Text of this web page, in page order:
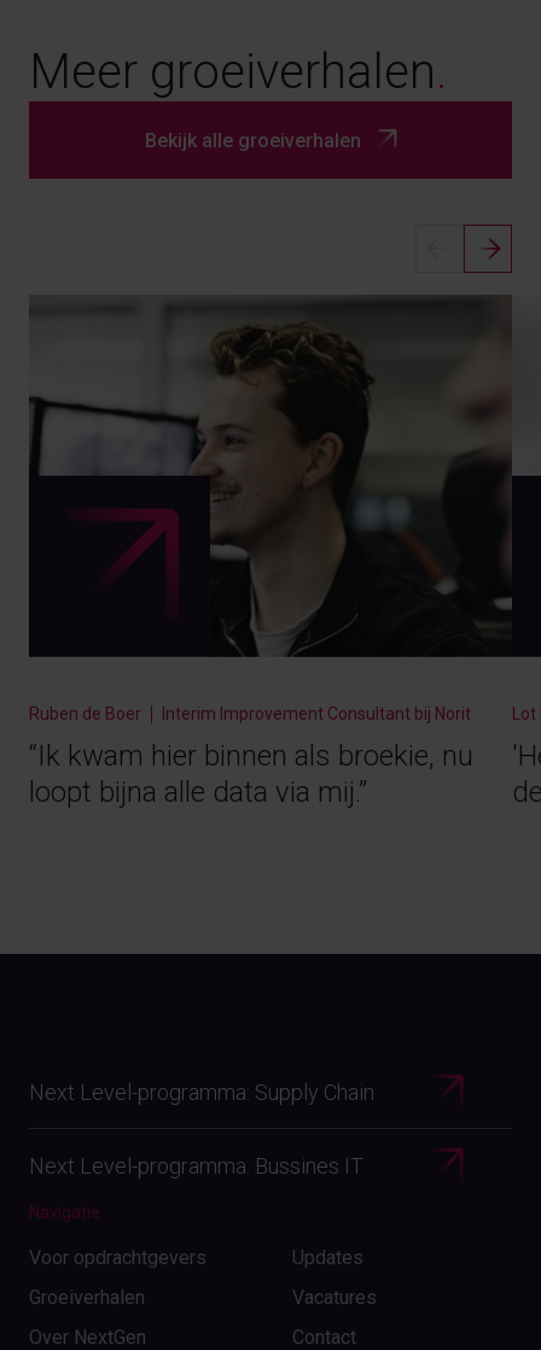
Meer groeiverhalen.
Bekijk alle groeiverhalen
Ruben de Boer Interim Improvement Consultant bij Norit
“Ik kwam hier binnen als broekie, nu
loopt bijna alle data via mij.”
Lot
Next Level-programma: Supply Chain
Next Level-programma: Bussines IT
Navigatie
Voor opdrachtgevers
Updates
Groeiverhalen
Vacatures
Over NextGen
Contact